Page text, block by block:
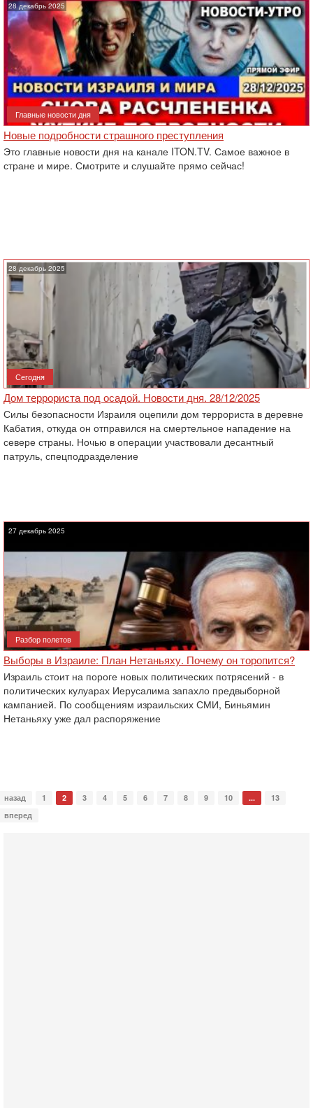
28 декабрь 2025
Главные новости дня
Новые подробности страшного преступления
Это главные новости дня на канале ITON.TV. Самое важное в
стране и мире. Смотрите и слушайте прямо сейчас!
28 декабрь 2025
Сегодня
Дом террориста под осадой. Новости дня. 28/12/2025
Силы безопасности Израиля оцепили дом террориста в деревне
Кабатия, откуда он отправился на смертельное нападение на
севере страны. Ночью в операции участвовали десантный
патруль, спецподразделение
27 декабрь 2025
Разбор полетов
Выборы в Израиле: План Нетаньяху. Почему он торопится?
Израиль стоит на пороге новых политических потрясений - в
политических кулуарах Иерусалима запахло предвыборной
кампанией. По сообщениям израильских СМИ, Биньямин
Нетаньяху уже дал распоряжение
назад 1 2 3 4 5 6 7 8 9 10 ...
13
вперед